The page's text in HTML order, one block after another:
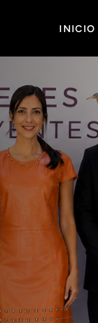
INICIO